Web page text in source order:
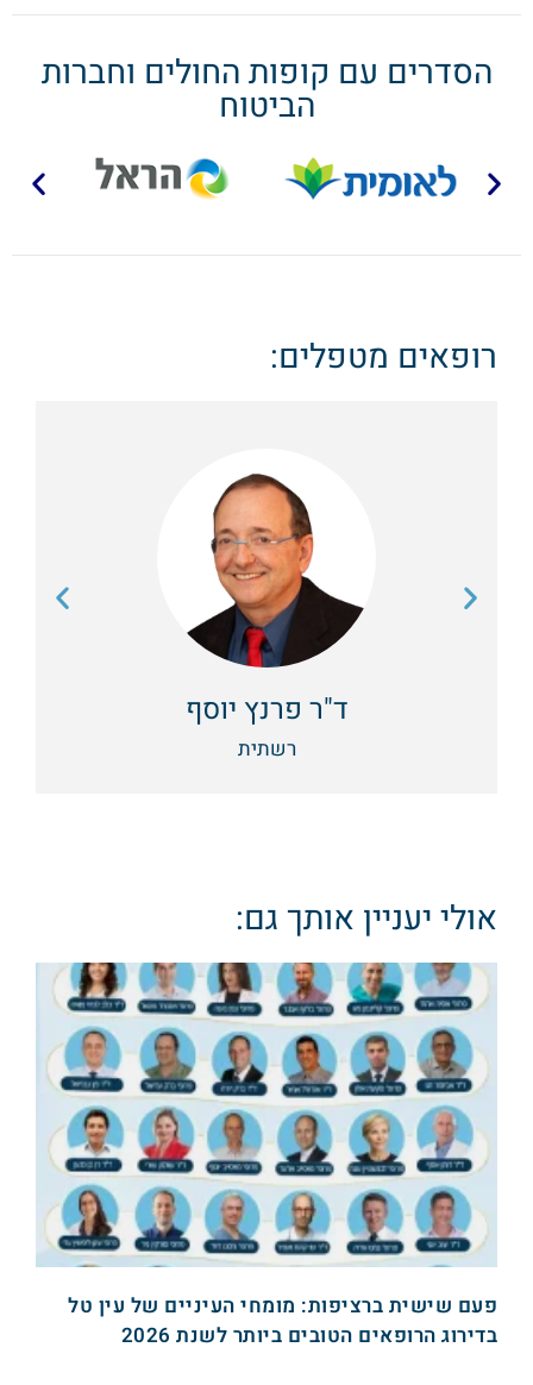
הסדרים עם קופות החולים וחברות
הביטוח
רופאים מטפלים:
ד"ר פרנץ יוסף
רשתית
אולי יעניין אותך גם:
פעם שישית ברציפות: מומחי העיניים של עין טל
בדירוג הרופאים הטובים ביותר לשנת 2026